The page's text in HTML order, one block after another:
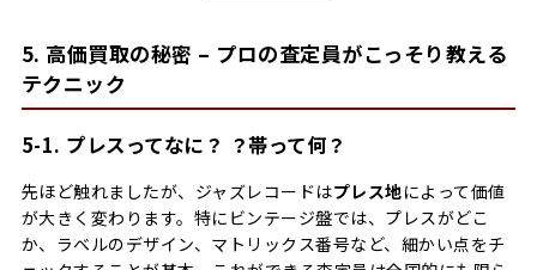
5. 高価買取の秘密 – プロの査定員がこっそり教える
テクニック
5-1. プレスってなに？ ？帯って何？
先ほど触れましたが、ジャズレコードはプレス地によって価値
が大きく変わります。特にビンテージ盤では、プレスがどこ
か、ラベルのデザイン、マトリックス番号など、細かい点をチ